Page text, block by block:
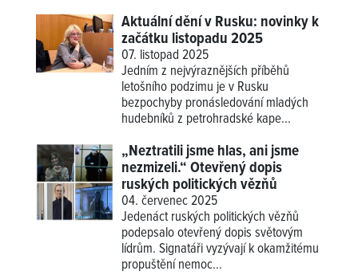
Aktuální dění v Rusku: novinky k
začátku listopadu 2025
07. listopad 2025
Jedním z nejvýraznějších příběhů
letošního podzimu je v Rusku
bezpochyby pronásledování mladých
hudebníků z petrohradské kape...
„Neztratili jsme hlas, ani jsme
nezmizeli.“ Otevřený dopis
ruských politických vězňů
04. červenec 2025
Jedenáct ruských politických vězňů
podepsalo otevřený dopis světovým
lídrům. Signatáři vyzývají k okamžitému
propuštění nemoc...